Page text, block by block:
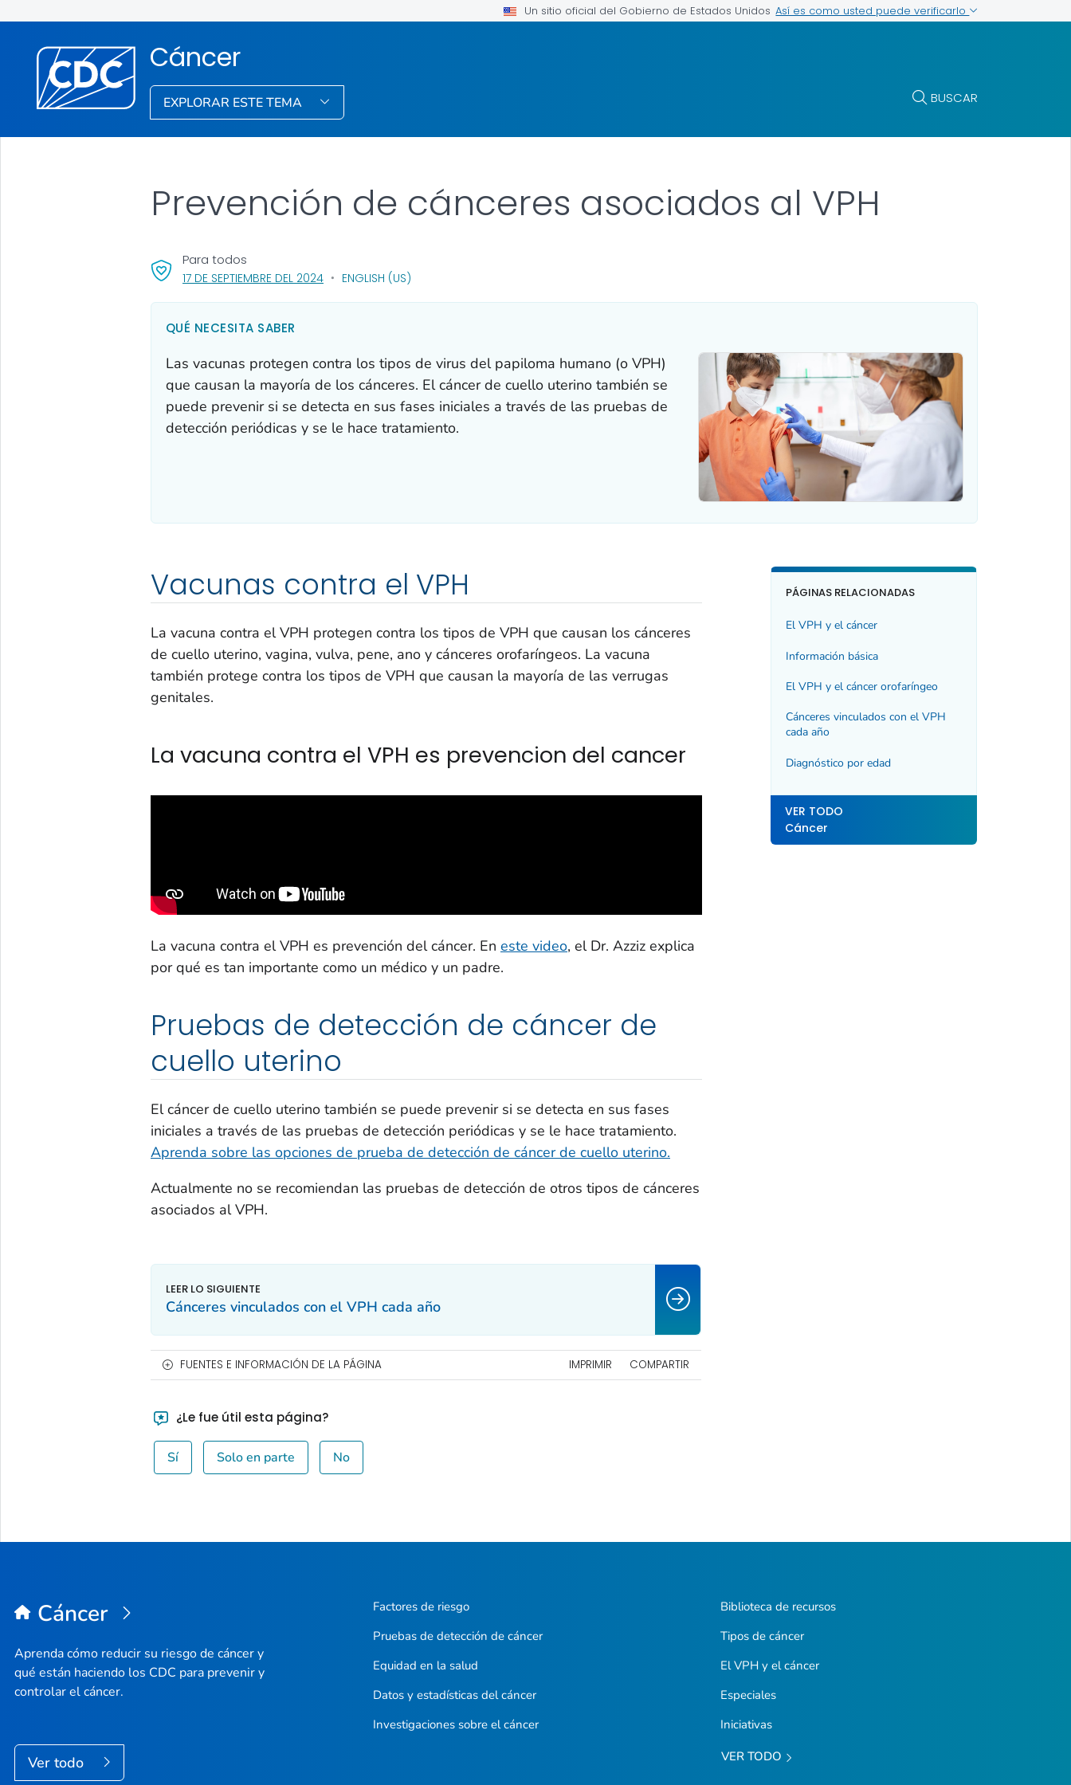
Un sitio oficial del Gobierno de Estados Unidos Así es como usted puede verificarlo
Cáncer
EXPLORAR ESTE TEMA BUSCAR
17 DE SEPTIEMBRE DEL 2024, VISIT LINK FOR DETAILS.
ENGLISH (US)
Para todos
Prevención de cánceres asociados al VPH
QUÉ NECESITA SABER
Las vacunas protegen contra los tipos de virus del papiloma humano (o VPH)
que causan la mayoría de los cánceres. El cáncer de cuello uterino también se
puede prevenir si se detecta en sus fases iniciales a través de las pruebas de
detección periódicas y se le hace tratamiento.
Vacunas contra el VPH
La vacuna contra el VPH protegen contra los tipos de VPH que causan los cánceres
de cuello uterino, vagina, vulva, pene, ano y cánceres orofaríngeos. La vacuna
también protege contra los tipos de VPH que causan la mayoría de las verrugas
genitales.
La vacuna contra el VPH es prevencion del cancer
La vacuna contra el VPH es prevención del cáncer. En este video, el Dr. Azziz explica
por qué es tan importante como un médico y un padre.
Pruebas de detección de cáncer de
cuello uterino
El cáncer de cuello uterino también se puede prevenir si se detecta en sus fases
iniciales a través de las pruebas de detección periódicas y se le hace tratamiento.
Aprenda sobre las opciones de prueba de detección de cáncer de cuello uterino.
Actualmente no se recomiendan las pruebas de detección de otros tipos de cánceres
asociados al VPH.
PÁGINAS RELACIONADAS
El VPH y el cáncer
Información básica
El VPH y el cáncer orofaríngeo
Cánceres vinculados con el VPH
cada año
Diagnóstico por edad
VER TODO
Cáncer
Cánceres vinculados con el VPH cada año
FUENTES E INFORMACIÓN DE LA PÁGINA IMPRIMIR COMPARTIR
¿Le fue útil esta página?
Sí Solo en parte No
Cáncer
Aprenda cómo reducir su riesgo de cáncer y
qué están haciendo los CDC para prevenir y
controlar el cáncer.
Ver todo
Factores de riesgo
Pruebas de detección de cáncer
Equidad en la salud
Datos y estadísticas del cáncer
Investigaciones sobre el cáncer
Biblioteca de recursos
Tipos de cáncer
El VPH y el cáncer
Especiales
Iniciativas
VER TODO